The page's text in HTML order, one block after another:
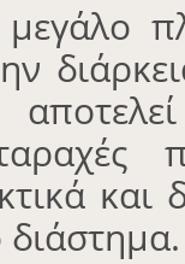
διάστημα.